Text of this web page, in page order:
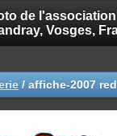
de
Vosges,
/ affiche-2007